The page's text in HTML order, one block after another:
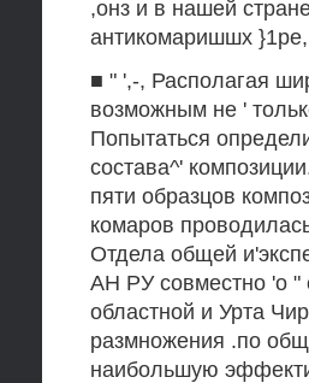
,онз и в нашей
антикомаришшх
■ " ',-, Располагая
возможным не '
Попытаться
состава^'
пяти образцов
комаров
Отдела общей
АН РУ совместно 'о "
областной и Урта
размножения .по
наибольшую